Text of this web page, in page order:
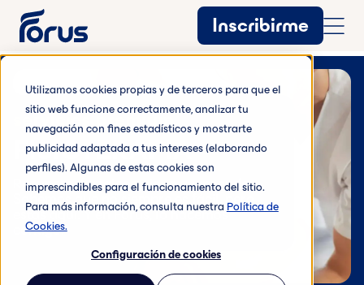
Utilizamos cookies propias y de terceros para que el
sitio web funcione correctamente, analizar tu
navegación con fines estadísticos y mostrarte
publicidad adaptada a tus intereses (elaborando
perfiles). Algunas de estas cookies son
imprescindibles para el funcionamiento del sitio.
Para más información, consulta nuestra Política de
Cookies.
Configuración de cookies
Inscribirme
servicios premium
FISIOTERAPIA
Recupera, fortalece, sigue avanzando.
Sabemos que no siempre es fácil, pero
estás aquí. Y en Forus, lo hacemos
contigo.